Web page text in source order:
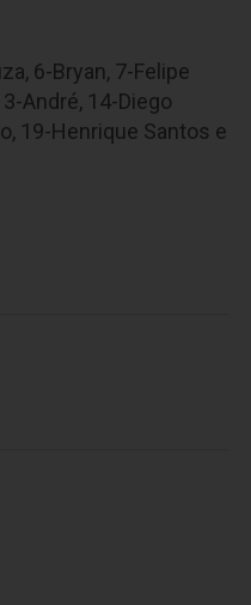
6-Bryan, 7-Felipe
André, 14-Diego
19-Henrique Santos e